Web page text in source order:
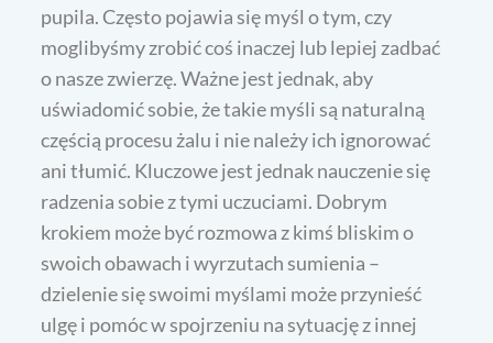
pupila. Często pojawia się myśl o tym, czy
moglibyśmy zrobić coś inaczej lub lepiej zadbać
o nasze zwierzę. Ważne jest jednak, aby
uświadomić sobie, że takie myśli są naturalną
częścią procesu żalu i nie należy ich ignorować
ani tłumić. Kluczowe jest jednak nauczenie się
radzenia sobie z tymi uczuciami. Dobrym
krokiem może być rozmowa z kimś bliskim o
swoich obawach i wyrzutach sumienia –
dzielenie się swoimi myślami może przynieść
ulgę i pomóc w spojrzeniu na sytuację z innej